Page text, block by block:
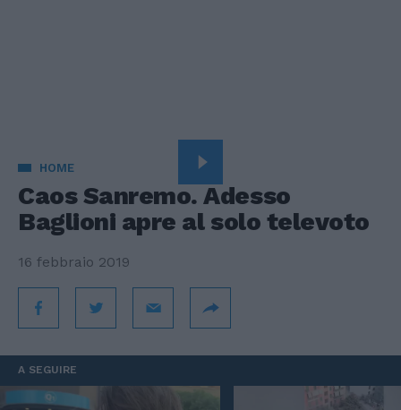
HOME
Caos Sanremo. Adesso
Baglioni apre al solo televoto
16 febbraio 2019
A SEGUIRE